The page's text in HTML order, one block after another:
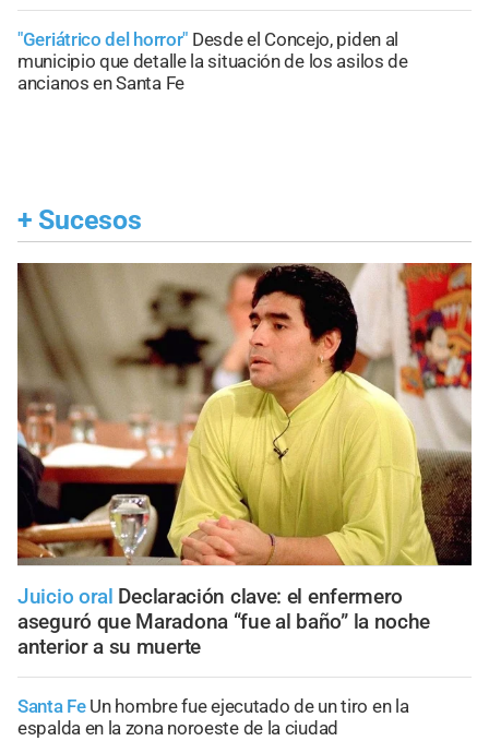
"Geriátrico del horror" Desde el Concejo, piden al
municipio que detalle la situación de los asilos de
ancianos en Santa Fe
+ Sucesos
Juicio oral Declaración clave: el enfermero
aseguró que Maradona “fue al baño” la noche
anterior a su muerte
Santa Fe Un hombre fue ejecutado de un tiro en la
espalda en la zona noroeste de la ciudad